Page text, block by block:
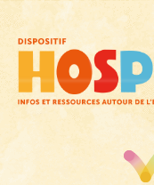
contenu
principal